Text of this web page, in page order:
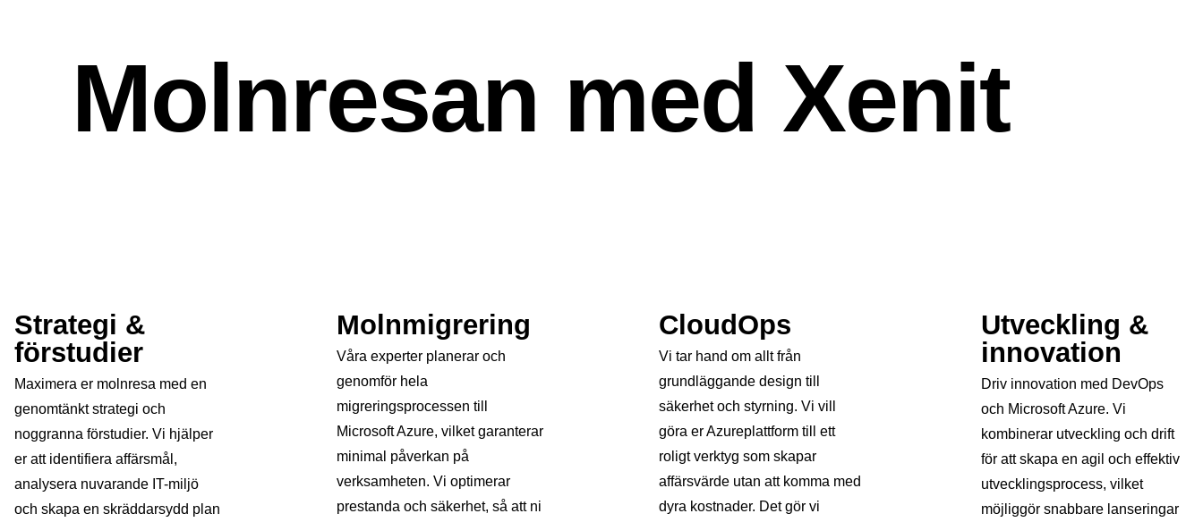
Molnresan med Xenit
Strategi &
förstudier
Maximera er molnresa med en
genomtänkt strategi och
noggranna förstudier. Vi hjälper
er att identifiera affärsmål,
analysera nuvarande IT-miljö
och skapa en skräddarsydd plan
Molnmigrering
Våra experter planerar och
genomför hela
migreringsprocessen till
Microsoft Azure, vilket garanterar
minimal påverkan på
verksamheten. Vi optimerar
prestanda och säkerhet, så att ni
CloudOps
Vi tar hand om allt från
grundläggande design till
säkerhet och styrning. Vi vill
göra er Azureplattform till ett
roligt verktyg som skapar
affärsvärde utan att komma med
dyra kostnader. Det gör vi
Utveckling &
innovation
Driv innovation med DevOps
och Microsoft Azure. Vi
kombinerar utveckling och drift
för att skapa en agil och effektiv
utvecklingsprocess, vilket
möjliggör snabbare lanseringar